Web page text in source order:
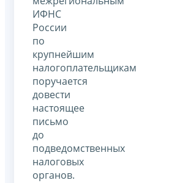
ИФНС
России
по
крупнейшим
налогоплательщикам
поручается
довести
настоящее
письмо
до
подведомственных
налоговых
органов.